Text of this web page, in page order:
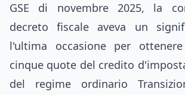
GSE di novembre 2025, la
decreto fiscale aveva un
l'ultima occasione per
cinque quote del credito
del regime ordinario